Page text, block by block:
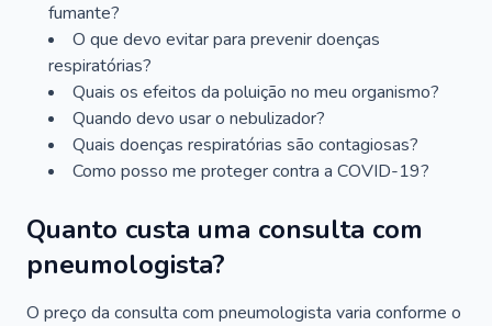
fumante?
O que devo evitar para prevenir doenças
respiratórias?
Quais os efeitos da poluição no meu organismo?
Quando devo usar o nebulizador?
Quais doenças respiratórias são contagiosas?
Como posso me proteger contra a COVID-19?
Quanto custa uma consulta com
pneumologista?
O preço da consulta com pneumologista varia conforme o